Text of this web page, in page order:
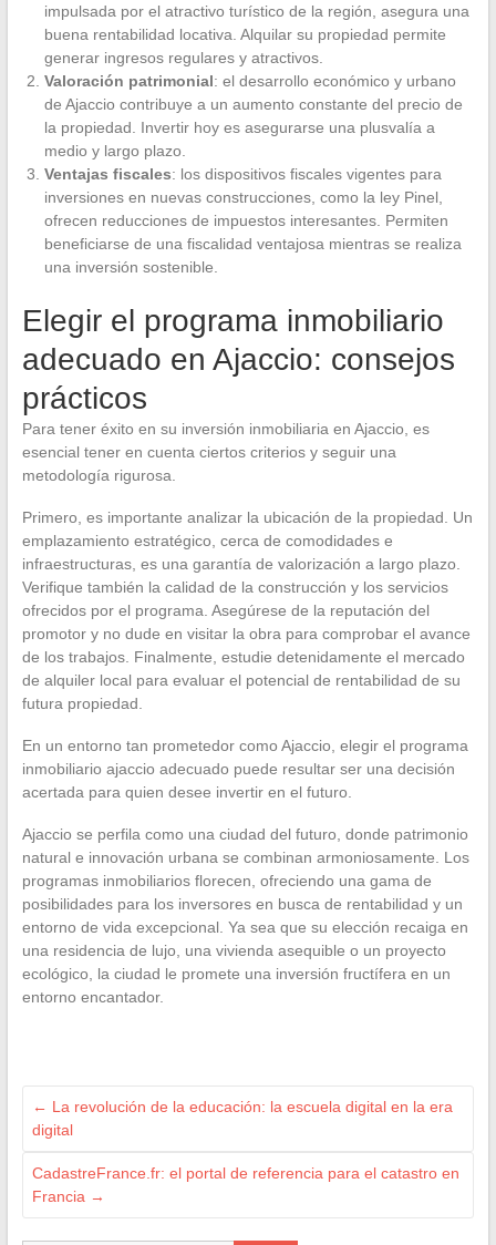
impulsada por el atractivo turístico de la región, asegura una
buena rentabilidad locativa. Alquilar su propiedad permite
generar ingresos regulares y atractivos.
Valoración patrimonial: el desarrollo económico y urbano
de Ajaccio contribuye a un aumento constante del precio de
la propiedad. Invertir hoy es asegurarse una plusvalía a
medio y largo plazo.
Ventajas fiscales: los dispositivos fiscales vigentes para
inversiones en nuevas construcciones, como la ley Pinel,
ofrecen reducciones de impuestos interesantes. Permiten
beneficiarse de una fiscalidad ventajosa mientras se realiza
una inversión sostenible.
Elegir el programa inmobiliario
adecuado en Ajaccio: consejos
prácticos
Para tener éxito en su inversión inmobiliaria en Ajaccio, es
esencial tener en cuenta ciertos criterios y seguir una
metodología rigurosa.
Primero, es importante analizar la ubicación de la propiedad. Un
emplazamiento estratégico, cerca de comodidades e
infraestructuras, es una garantía de valorización a largo plazo.
Verifique también la calidad de la construcción y los servicios
ofrecidos por el programa. Asegúrese de la reputación del
promotor y no dude en visitar la obra para comprobar el avance
de los trabajos. Finalmente, estudie detenidamente el mercado
de alquiler local para evaluar el potencial de rentabilidad de su
futura propiedad.
En un entorno tan prometedor como Ajaccio, elegir el programa
inmobiliario ajaccio adecuado puede resultar ser una decisión
acertada para quien desee invertir en el futuro.
Ajaccio se perfila como una ciudad del futuro, donde patrimonio
natural e innovación urbana se combinan armoniosamente. Los
programas inmobiliarios florecen, ofreciendo una gama de
posibilidades para los inversores en busca de rentabilidad y un
entorno de vida excepcional. Ya sea que su elección recaiga en
una residencia de lujo, una vivienda asequible o un proyecto
ecológico, la ciudad le promete una inversión fructífera en un
entorno encantador.
← La revolución de la educación: la escuela digital en la era
digital
CadastreFrance.fr: el portal de referencia para el catastro en
Francia →